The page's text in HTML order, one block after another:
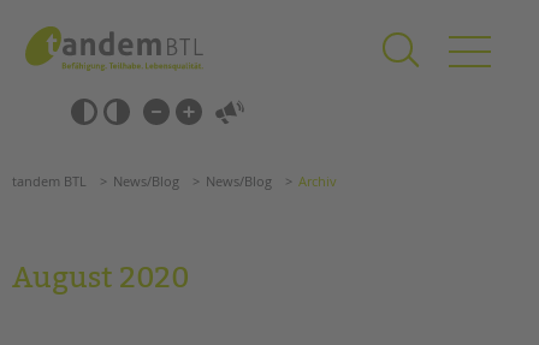
springen
Barrierefrei-
Einstellungen
überspringen
überspringen
Grundschulen
tandem BTL News/Blog News/Blog Archiv
August 2020